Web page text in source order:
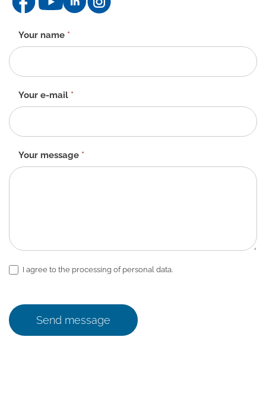
Contact
form
-
EN
Your name *
Your e-mail *
Your message *
I agree to the processing of personal data.
Send message